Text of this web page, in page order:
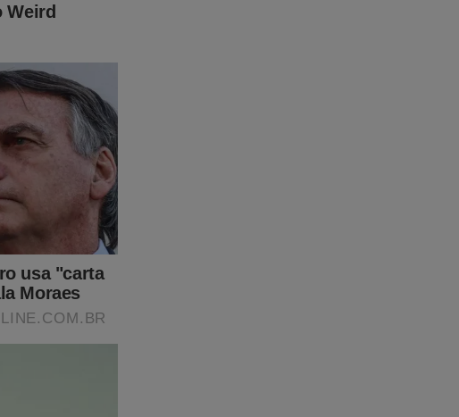
do JCO.
Basta clicar no